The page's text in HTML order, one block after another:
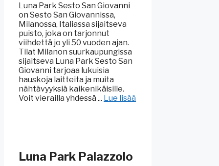
Luna Park Sesto San Giovanni
on Sesto San Giovannissa,
Milanossa, Italiassa sijaitseva
puisto, joka on tarjonnut
viihdettä jo yli 50 vuoden ajan.
Tilat Milanon suurkaupungissa
sijaitseva Luna Park Sesto San
Giovanni tarjoaa lukuisia
hauskoja laitteita ja muita
nähtävyyksiä kaikenikäisille.
Voit vierailla yhdessä ... Lue lisää
Luna Park Palazzolo